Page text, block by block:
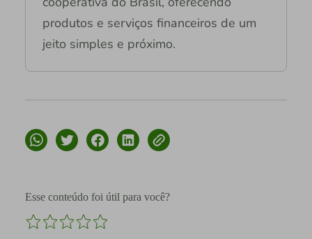
produtos e serviços financeiros de um
jeito simples e próximo.
Esse conteúdo foi útil para você?